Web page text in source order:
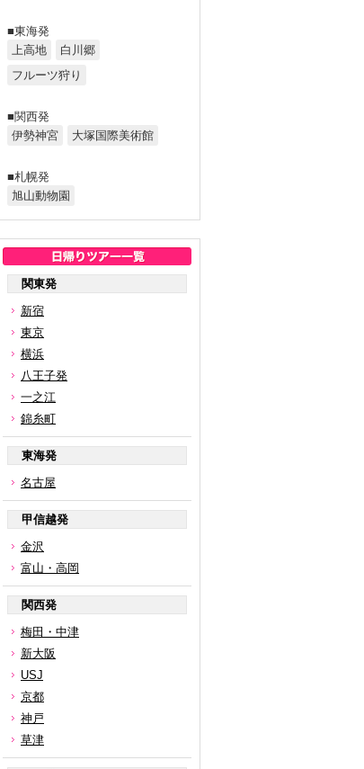
■東海発
上高地
白川郷
フルーツ狩り
■関西発
伊勢神宮
大塚国際美術館
■札幌発
旭山動物園
関東発
新宿
東京
横浜
八王子発
一之江
錦糸町
東海発
名古屋
甲信越発
金沢
富山・高岡
関西発
梅田・中津
新大阪
USJ
京都
神戸
草津